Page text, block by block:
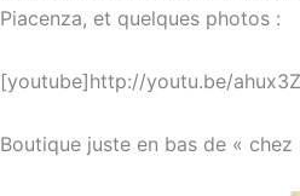
Piacenza, et quelques photos :
[youtube]http://youtu.be/
Boutique juste en bas de « chez